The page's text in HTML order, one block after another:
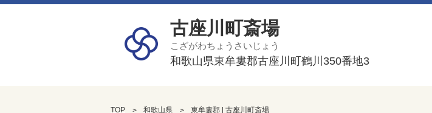
古座川町斎場
こざがわちょうさいじょう
和歌山県東牟婁郡古座川町鶴川350番地3
TOP 和歌山県 東牟婁郡 | 古座川町斎場